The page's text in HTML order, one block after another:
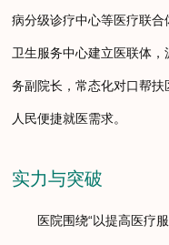
病分级诊疗中心等医疗联
卫生服务中心建立医联体
务副院长，常态化对口帮
人民便捷就医需求。
实力与突破
医院围绕“以提高医疗